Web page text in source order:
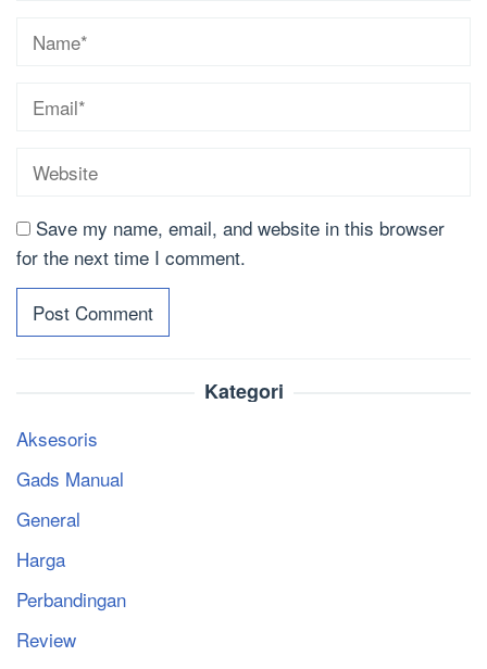
Save my name, email, and website in this browser
for the next time I comment.
Kategori
Aksesoris
Gads Manual
General
Harga
Perbandingan
Review